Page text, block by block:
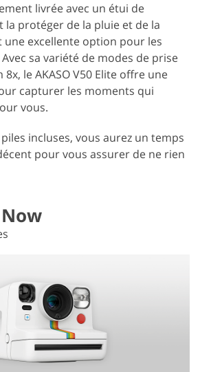
livrée avec un étui de
protéger de la pluie et de la
une excellente option pour les
sa variété de modes de prise
le AKASO V50 Elite offre une
capturer les moments qui
vous.
incluses, vous aurez un temps
pour vous assurer de ne rien